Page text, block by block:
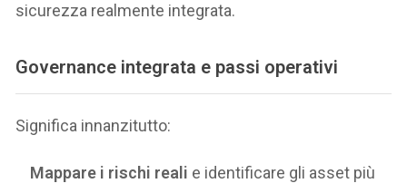
sicurezza realmente integrata.
Governance integrata e passi operativi
Significa innanzitutto:
Mappare i rischi reali e identificare gli asset più